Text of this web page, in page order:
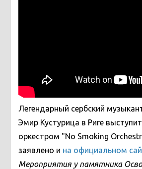
Легендарный сербский
Эмир Кустурица в Риге
оркестром "No Smoking
заявлено и на официальном
Мероприятия у памятника